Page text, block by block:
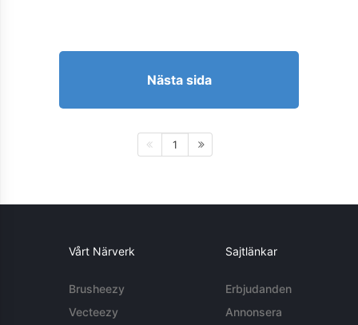
Nästa sida
1
Vårt Närverk
Brusheezy
Vecteezy
Sajtlänkar
Erbjudanden
Annonsera